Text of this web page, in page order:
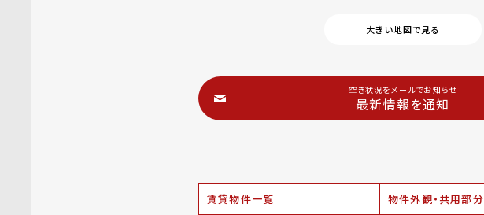
大きい地図で見る
空き状況をメールでお知らせ
最新情報を通知
賃貸物件一覧 物件外観・共用部分